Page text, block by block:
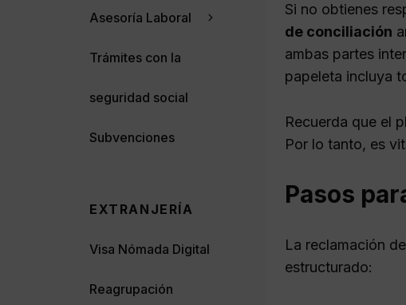
Si no obtienes
de conciliación
ambas partes
papeleta incluya
Recuerda que el
Por lo tanto, es
Pasos
La reclamación
estructurado:
Asesoría Laboral
Trámites con la
seguridad social
Subvenciones
EXTRANJERÍA
Visa Nómada Digital
Reagrupación